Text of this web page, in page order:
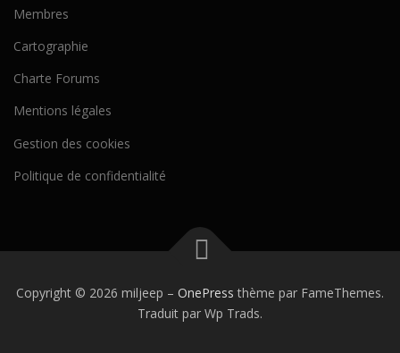
Membres
Cartographie
Charte Forums
Mentions légales
Gestion des cookies
Politique de confidentialité
Copyright © 2026 miljeep – OnePress thème par FameThemes.
Traduit par Wp Trads.